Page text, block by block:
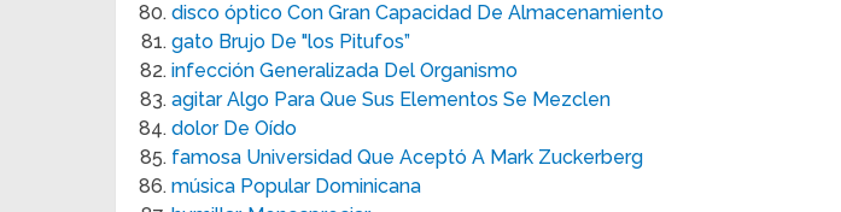
disco óptico Con Gran Capacidad De Almacenamiento
gato Brujo De "los Pitufos”
infección Generalizada Del Organismo
agitar Algo Para Que Sus Elementos Se Mezclen
dolor De Oído
famosa Universidad Que Aceptó A Mark Zuckerberg
música Popular Dominicana